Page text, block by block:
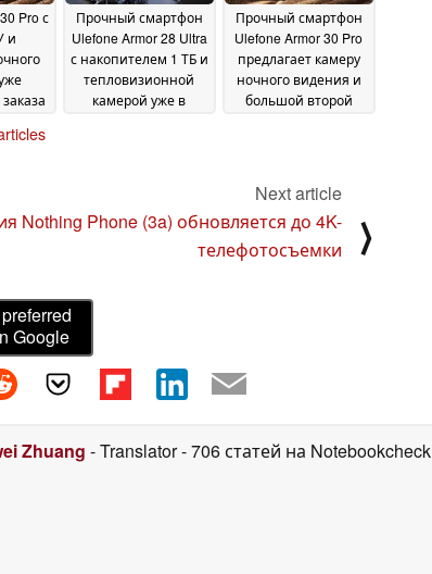
Pro с
и
Прочный смартфон
Ulefone Armor 28 Ultra
с накопителем 1 ТБ и
тепловизионной
камерой уже в
Прочный смартфон
Ulefone Armor 30 Pro
предлагает камеру
ночного видения и
большой второй
Next article
Nothing Phone (3a) обновляется до 4K-
телефотосъемки
⟩
Google
Zhuang - Translator- 706 статей на Notebookcheck